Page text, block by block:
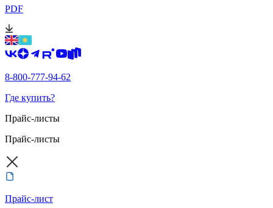
PDF
8-800-777-94-62
Где купить?
Прайс-листы
Прайс-листы
Прайс-лист